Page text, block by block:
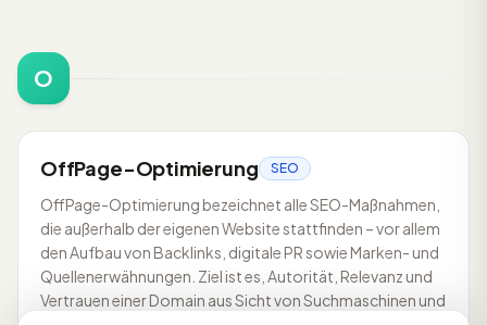
O
OffPage-Optimierung SEO
OffPage-Optimierung bezeichnet alle SEO-Maßnahmen,
die außerhalb der eigenen Website stattfinden – vor allem
den Aufbau von Backlinks, digitale PR sowie Marken- und
Quellenerwähnungen. Ziel ist es, Autorität, Relevanz und
Vertrauen einer Domain aus Sicht von Suchmaschinen und